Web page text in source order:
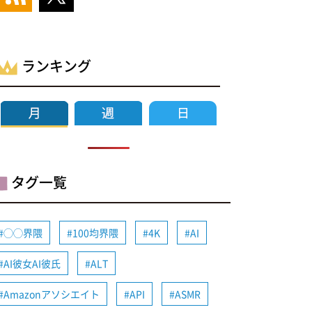
ランキング
タグ一覧
◯◯界隈 100均界隈 4K AI
AI彼女AI彼氏 ALT
Amazonアソシエイト API ASMR